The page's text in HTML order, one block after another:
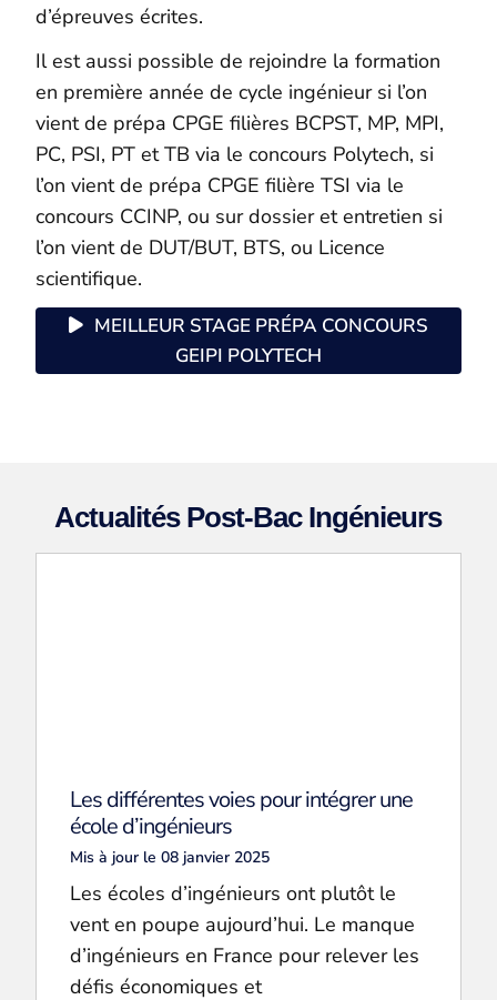
d’épreuves écrites.
Il est aussi possible de rejoindre la formation
en première année de cycle ingénieur si l’on
vient de prépa CPGE filières BCPST, MP, MPI,
PC, PSI, PT et TB via le concours Polytech, si
l’on vient de prépa CPGE filière TSI via le
concours CCINP, ou sur dossier et entretien si
l’on vient de DUT/BUT, BTS, ou Licence
scientifique.
MEILLEUR STAGE PRÉPA CONCOURS
GEIPI POLYTECH
Actualités Post-Bac Ingénieurs
Les différentes voies pour intégrer une
école d’ingénieurs
Mis à jour le 08 janvier 2025
Les écoles d’ingénieurs ont plutôt le
vent en poupe aujourd’hui. Le manque
d’ingénieurs en France pour relever les
défis économiques et